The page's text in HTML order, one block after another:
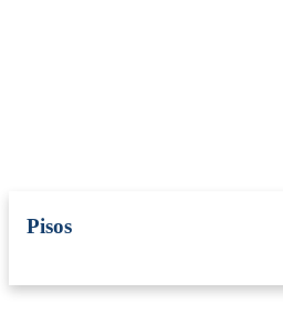
Pisos